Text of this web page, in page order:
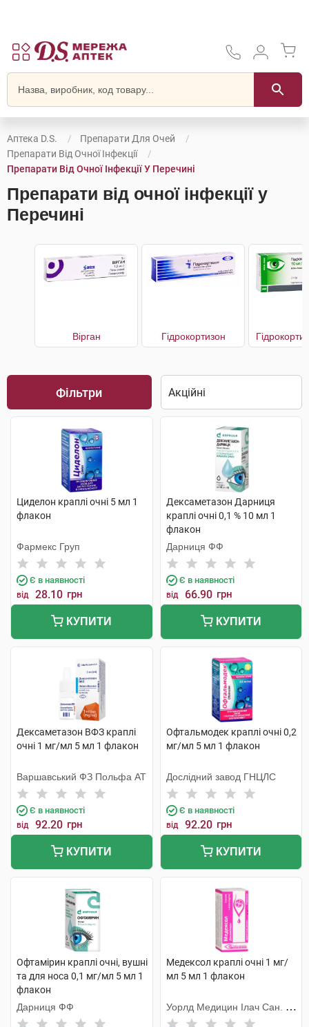
Аптека D.S.
Препарати Для Очей
Препарати Від Очної Інфекції
Препарати Від Очної Інфекції У Перечині
Препарати від очної інфекції у
Перечині
Вірган Гідрокортизон
Фільтри
Циделон краплі очні 5 мл 1
флакон
Фармекс Груп
Є в наявності
від 28.10 грн
КУПИТИ
Дексаметазон Дарниця
краплі очні 0,1 % 10 мл 1
флакон
Дарниця ФФ
Є в наявності
від 66.90 грн
КУПИТИ
Дексаметазон ВФЗ краплі
очні 1 мг/мл 5 мл 1 флакон
Варшавський ФЗ Польфа АТ
Є в наявності
від 92.20 грн
КУПИТИ
Офтальмодек краплі очні 0,2
мг/мл 5 мл 1 флакон
Дослідний завод ГНЦЛС
Є в наявності
від 92.20 грн
КУПИТИ
Офтамірин краплі очні, вушні
та для носа 0,1 мг/мл 5 мл 1
флакон
Дарниця ФФ
Медексол краплі очні 1 мг/
мл 5 мл 1 флакон
Уорлд Медицин Ілач Сан. Ве
Тідж